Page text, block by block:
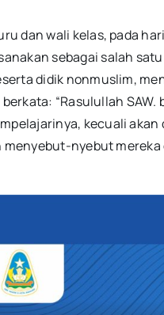
dan wali kelas, pada
sebagai salah
didik nonmuslim,
“Rasulullah
kecuali
nyebut